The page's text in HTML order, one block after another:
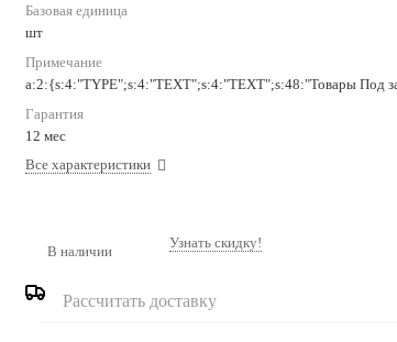
Базовая единица
шт
Примечание
a:2:{s:4:"TYPE";s:4:"TEXT";s:4:"TEXT";s:48:"Товары Под
Гарантия
12 мес
Все характеристики
В наличии Узнать скидку!
Рассчитать доставку